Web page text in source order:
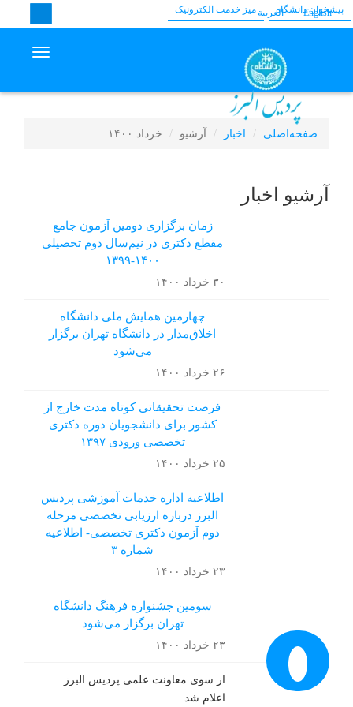
English العربیةپیشخوان دانشگاه میز خدمت الکترونیک
صفحه‌اصلی اخبار آرشیو خرداد ۱۴۰۰
آرشیو اخبار
زمان برگزاری دومین آزمون جامع
مقطع دکتری در نیم‌سال دوم تحصیلی
۱۴۰۰-۱۳۹۹
۳۰ خرداد ۱۴۰۰
چهارمین همایش ملی دانشگاه
اخلاق‌مدار در دانشگاه تهران برگزار
می‌شود
۲۶ خرداد ۱۴۰۰
فرصت تحقیقاتی کوتاه مدت خارج از
کشور برای دانشجویان دوره دکتری
تخصصی ورودی ۱۳۹۷
۲۵ خرداد ۱۴۰۰
اطلاعیه اداره خدمات آموزشی پردیس
البرز درباره ارزیابی تخصصی مرحله
دوم آزمون دکتری تخصصی- اطلاعیه
شماره ۳
۲۳ خرداد ۱۴۰۰
سومین جشنواره فرهنگ دانشگاه
تهران برگزار می‌شود
۲۳ خرداد ۱۴۰۰
از سوی معاونت علمی پردیس البرز
اعلام شد